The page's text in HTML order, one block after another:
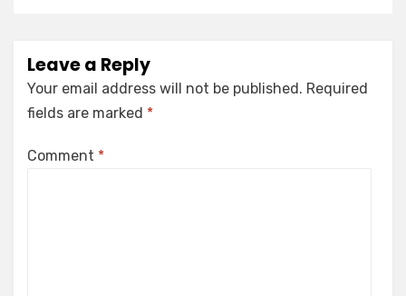
Leave a Reply
Your email address will not be published. Required
fields are marked *
Comment *